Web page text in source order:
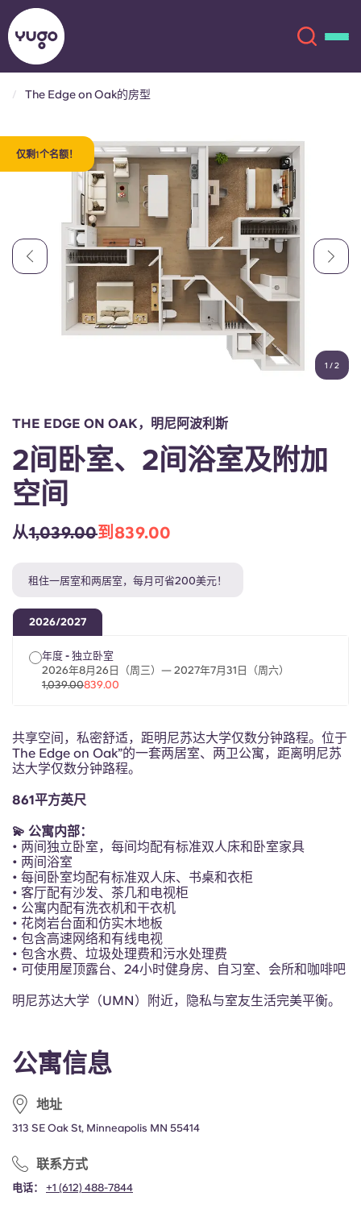
地点
账户 语言
English (US)
Chinese
Portuguese
登录
English (US)
Chinese Español
Català Deutsch
Italian French
The Edge on Oak的房型
仅剩1个名额！
1 /2
公寓信息
地址
313 SE Oak St, Minneapolis MN 55414
联系方式
电话： +1 (612) 488-7844
THE EDGE ON OAK，明尼阿波利斯
2间卧室、2间浴室及附加
空间
从1,039.00到839.00
租住一居室和两居室，每月可省200美元！
2026/2027
年度 - 独立卧室
2026年8月26日（周三）— 2027年7月31日（周六）
1,039.00839.00
共享空间，私密舒适，距明尼苏达大学仅数分钟路程。位于
The Edge on Oak”的一套两居室、两卫公寓，距离明尼苏
达大学仅数分钟路程。
861平方英尺
💫 公寓内部：
• 两间独立卧室，每间均配有标准双人床和卧室家具
• 两间浴室
• 每间卧室均配有标准双人床、书桌和衣柜
• 客厅配有沙发、茶几和电视柜
• 公寓内配有洗衣机和干衣机
• 花岗岩台面和仿实木地板
• 包含高速网络和有线电视
• 包含水费、垃圾处理费和污水处理费
• 可使用屋顶露台、24小时健身房、自习室、会所和咖啡吧
明尼苏达大学（UMN）附近，隐私与室友生活完美平衡。